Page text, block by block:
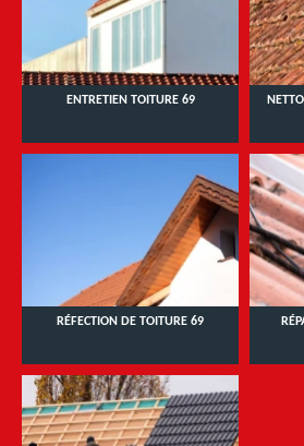
ENTRETIEN TOITURE 69
RÉFECTION DE TOITURE 69